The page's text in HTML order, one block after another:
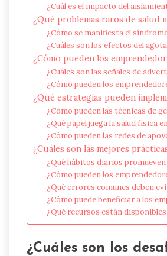
¿Cuál es el impacto del
¿Qué problemas raros de salud
¿Cómo se manifiesta el
¿Cuáles son los efectos del
¿Cómo pueden los
¿Cuáles son las señales de
¿Cómo pueden los
¿Qué estrategias pueden
¿Cómo pueden las técnicas de
¿Qué papel juega la salud física
¿Cómo pueden las redes de
¿Cuáles son las mejores
¿Qué hábitos diarios
¿Cómo pueden los
¿Qué errores comunes deben
¿Cómo puede beneficiar a los
¿Qué recursos están
¿Cuáles son los